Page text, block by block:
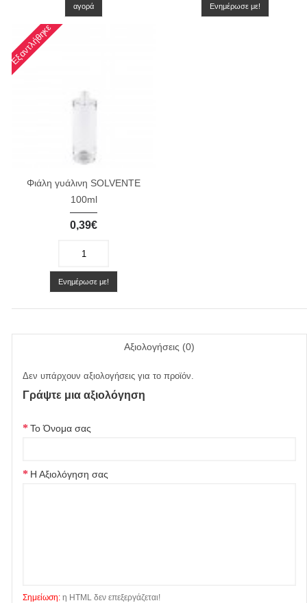
αγορά Ενημέρωσε με!
Εξαντλήθηκε
Φιάλη γυάλινη SOLVENTE
100ml
0,39€
Ενημέρωσε με!
Αξιολογήσεις (0)
Δεν υπάρχουν αξιολογήσεις για το προϊόν.
Γράψτε μια αξιολόγηση
Το Όνομα σας
Η Αξιολόγηση σας
Σημείωση: η HTML δεν επεξεργάζεται!